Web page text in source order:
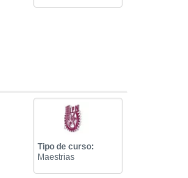
Tipo de curso:
Maestrias